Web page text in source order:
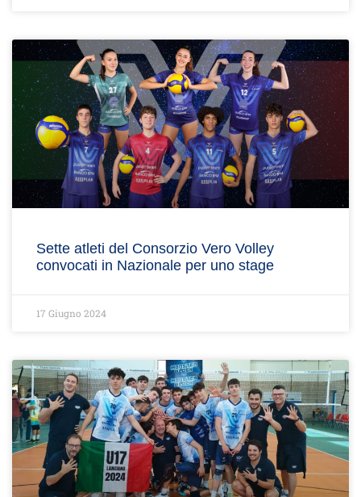
Sette atleti del Consorzio Vero Volley
convocati in Nazionale per uno stage
17 Giugno 2024